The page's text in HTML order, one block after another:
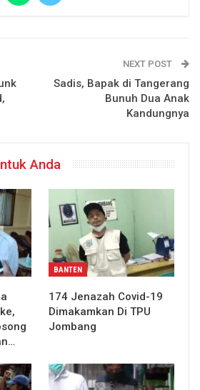
NEXT POST
Sadis, Bapak di Tangerang
Bunuh Dua Anak
Kandungnya
Anda
BANTEN
174 Jenazah Covid-19
Dimakamkan Di TPU
Jombang